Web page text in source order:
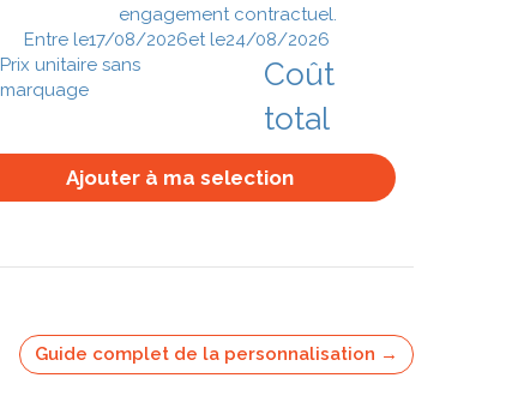
engagement contractuel.
Entre le17/08/2026et le24/08/2026
Prix unitaire sans
marquage
Coût
total
Ajouter à ma selection
Guide complet de la personnalisation →